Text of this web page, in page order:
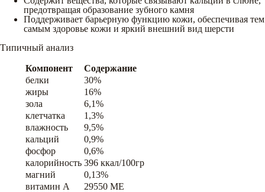
предотвращая образование зубного камня
Поддерживает барьерную функцию кожи, обеспечивая тем
самым здоровье кожи и яркий внешний вид шерсти
Типичный анализ
Компонент
Содержание
белки
30%
жиры
16%
зола
6,1%
клетчатка
1,3%
влажность
9,5%
кальций
0,9%
фосфор
0,6%
калорийность 396 ккал/100гр
магний
0,13%
витамин A
29550 ME